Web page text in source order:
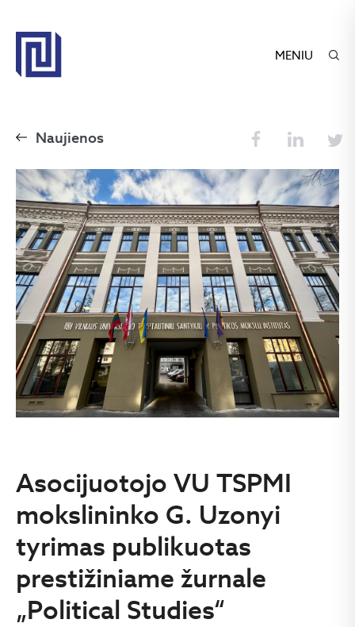
MENIU
Naujienos
Asocijuotojo VU TSPMI
mokslininko G. Uzonyi
tyrimas publikuotas
prestižiniame žurnale
„Political Studies“